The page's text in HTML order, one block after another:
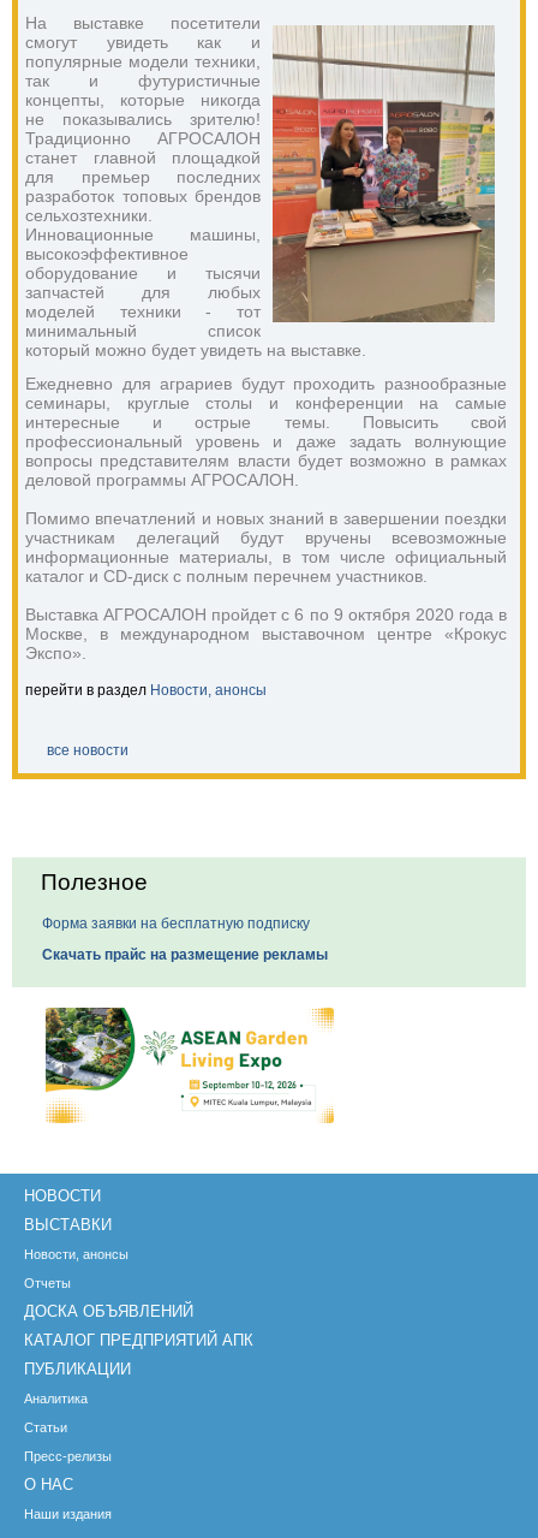
На выставке посетители
смогут увидеть как и
популярные модели техники,
так и футуристичные
концепты, которые никогда
не показывались зрителю!
Традиционно АГРОСАЛОН
станет главной площадкой
для премьер последних
разработок топовых брендов
сельхозтехники.
Инновационные машины,
высокоэффективное
оборудование и тысячи
запчастей для любых
моделей техники - тот
минимальный список
который можно будет увидеть на выставке.
Ежедневно для аграриев будут проходить разнообразные
семинары, круглые столы и конференции на самые
интересные и острые темы. Повысить свой
профессиональный уровень и даже задать волнующие
вопросы представителям власти будет возможно в рамках
деловой программы АГРОСАЛОН.
Помимо впечатлений и новых знаний в завершении поездки
участникам делегаций будут вручены всевозможные
информационные материалы, в том числе официальный
каталог и CD-диск с полным перечнем участников.
Выставка АГРОСАЛОН пройдет с 6 по 9 октября 2020 года в
Москве, в международном выставочном центре «Крокус
Экспо».
перейти в раздел Новости, анонсы
все новости
Полезное
Форма заявки на бесплатную подписку
Скачать прайс на размещение рекламы
НОВОСТИ
ВЫСТАВКИ
Новости, анонсы
Отчеты
ДОСКА ОБЪЯВЛЕНИЙ
КАТАЛОГ ПРЕДПРИЯТИЙ АПК
ПУБЛИКАЦИИ
Аналитика
Статьи
Пресс-релизы
О НАС
Наши издания